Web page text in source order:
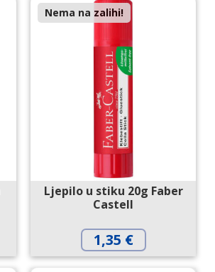
Nema na zalihi!
Ljepilo u stiku 20g Faber
Castell
1,35 €